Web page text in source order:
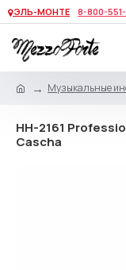
ЭЛЬ-МОНТЕ 8-800-
Музыкальные
HH-2161
Cascha